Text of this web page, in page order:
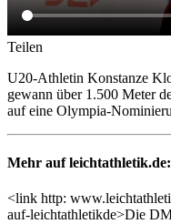
Teilen
U20-Athletin Konstanze
gewann über 1.500 Meter
auf eine Olympia-
Mehr auf leichtathletik.de:
<link http:
auf-leichtathletikde>Die